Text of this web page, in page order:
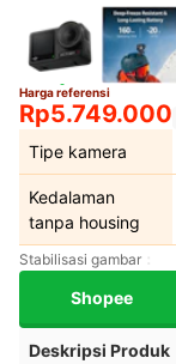
Harga referensi
Rp5.749.000
Tipe kamera
Kedalaman
tanpa housing
Stabilisasi gambar
Shopee
Deskripsi Produk